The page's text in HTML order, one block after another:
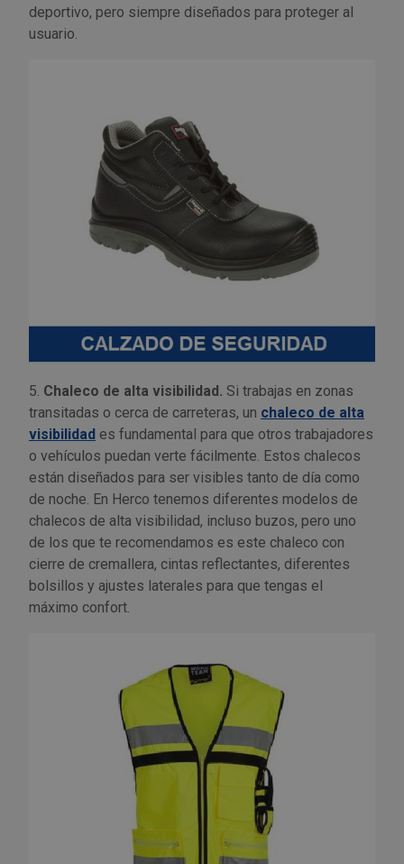
deportivo, pero siempre diseñados para proteger al
usuario.
5. Chaleco de alta visibilidad. Si trabajas en zonas
transitadas o cerca de carreteras, un chaleco de alta
visibilidad es fundamental para que otros trabajadores
o vehículos puedan verte fácilmente. Estos chalecos
están diseñados para ser visibles tanto de día como
de noche. En Herco tenemos diferentes modelos de
chalecos de alta visibilidad, incluso buzos, pero uno
de los que te recomendamos es este chaleco con
cierre de cremallera, cintas reflectantes, diferentes
bolsillos y ajustes laterales para que tengas el
máximo confort.